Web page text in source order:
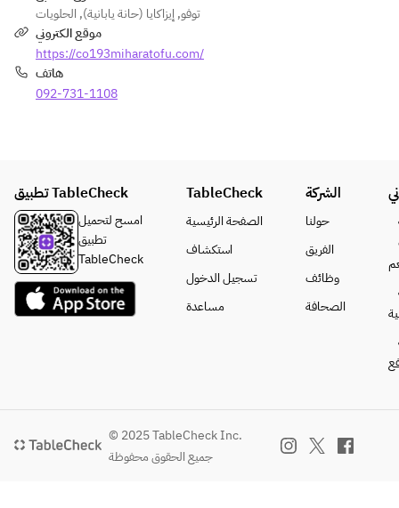
توفو, إيزاكايا (حانة يابانية), الحلويات
موقع الكتروني
https://co193miharatofu.com/
هاتف
092-731-1108
تطبيق TableCheck
امسح لتحميل
تطبيق
TableCheck
TableCheck
الصفحة الرئيسية
استكشاف
تسجيل الدخول
مساعدة
الشركة
حولنا
الفريق
وظائف
الصحافة
© 2025 TableCheck Inc.
جميع الحقوق محفوظة